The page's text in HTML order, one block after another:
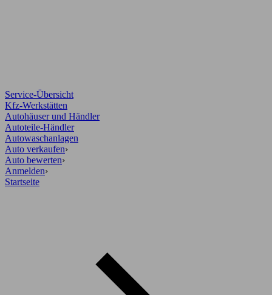
Service-Übersicht
Kfz-Werkstätten
Autohäuser und Händler
Autoteile-Händler
Autowaschanlagen
Auto verkaufen›
Auto bewerten›
Anmelden›
Startseite